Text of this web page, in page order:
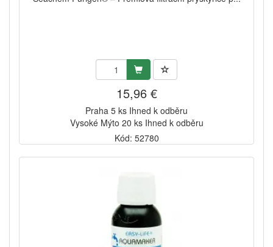
15,96 €
Praha 5 ks Ihned k odběru
Vysoké Mýto 20 ks Ihned k odběru
Kód: 52780